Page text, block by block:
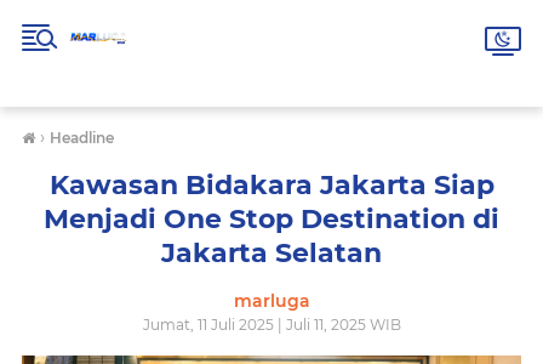
› Headline
Kawasan Bidakara Jakarta Siap
Menjadi One Stop Destination di
Jakarta Selatan
marluga
Jumat, 11 Juli 2025 | Juli 11, 2025 WIB